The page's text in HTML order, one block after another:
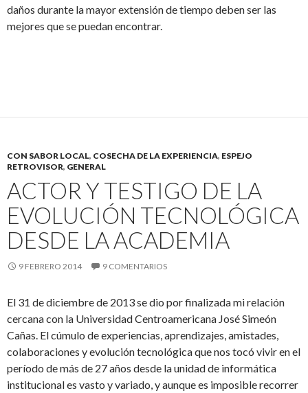
daños durante la mayor extensión de tiempo deben ser las
mejores que se puedan encontrar.
CON SABOR LOCAL, COSECHA DE LA EXPERIENCIA, ESPEJO
RETROVISOR, GENERAL
ACTOR Y TESTIGO DE LA
EVOLUCIÓN TECNOLÓGICA
DESDE LA ACADEMIA
9 FEBRERO 2014 9 COMENTARIOS
El 31 de diciembre de 2013 se dio por finalizada mi relación
cercana con la Universidad Centroamericana José Simeón
Cañas. El cúmulo de experiencias, aprendizajes, amistades,
colaboraciones y evolución tecnológica que nos tocó vivir en el
período de más de 27 años desde la unidad de informática
institucional es vasto y variado, y aunque es imposible recorrer